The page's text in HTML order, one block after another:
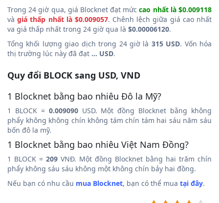
Trong 24 giờ qua, giá Blocknet đạt mứccao nhất là $0.009118
vàgiá thấp nhất là $0.009057. Chênh lệch giữa giá cao nhất
va giá thấp nhất trong 24 giờ qua là $0.00006120.
Tổng khối lượng giao dịch trong 24 giờ là 315 USD. Vốn hóa
thị trường lúc này đã đạt ... USD.
Quy đổi BLOCK sang USD, VND
1 Blocknet bằng bao nhiêu Đô la Mỹ?
1 BLOCK = 0.009090USD. Một đồng Blocknet bằng không
phẩy không không chín không tám chín tám hai sáu năm sáu
bốn đô la mỹ.
1 Blocknet bằng bao nhiêu Việt Nam Đồng?
1 BLOCK = 209 VNĐ. Một đồng Blocknet bằng hai trăm chín
phẩy không sáu sáu không một không chín bảy hai đồng.
Nếu bạn có nhu cầu mua Blocknet, bạn có thể mua tại đây.